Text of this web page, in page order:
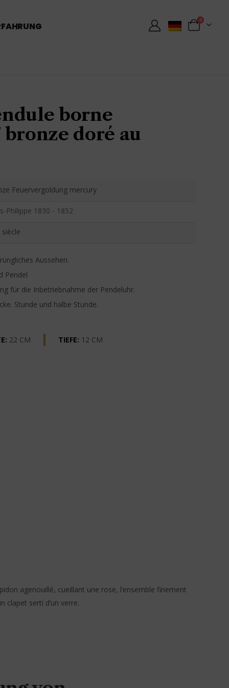
0
borne
bronze doré au
Feuervergoldung mercury
Philippe 1830 - 1852
siècle
Aussehen.
Pendel
für die Inbetriebnahme der Pendeluhr.
Stunde und halbe Stunde.
22 CM TIEFE: 12 CM
agenouillé, cueillant une rose, l’ensemble finement
clapet serti d’un verre.